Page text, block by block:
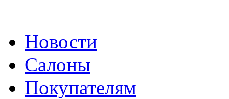
Новости
Салоны
Покупателям